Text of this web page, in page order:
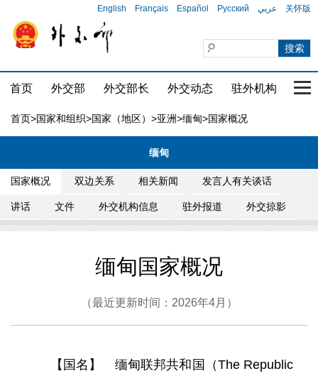
English Français Español Русский عربي 关怀版
首页 外交部 外交部长 外交动态 驻外机构 国
首页>国家和组织>国家（地区） >亚洲>缅甸>国家概况
缅甸
国家概况 双边关系 相关新闻 发言人有关谈话
讲话 文件 外交机构信息 驻外报道 外交掠影
缅甸国家概况
（最近更新时间：2026年4月）
【国名】 缅甸联邦共和国（The Republic